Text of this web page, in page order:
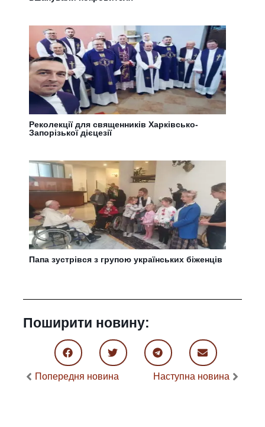
Реколекції для священників Харківсько-
Запорізької дієцезії
Папа зустрівся з групою українських біженців
Поширити новину:
Попередня новина Наступна новина